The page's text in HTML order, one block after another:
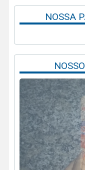
NOSSA